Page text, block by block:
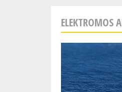
ELEKTROMOS